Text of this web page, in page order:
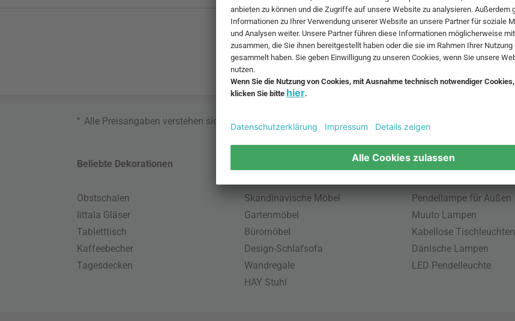
* Alle Preisangaben verstehen sich inklusive MwSt. und zzgl. Versandkosten
Beliebte Dekorationen
Obstschalen
Iittala Gläser
Tabletttisch
Kaffeebecher
Tagesdecken
Skandinavische Möbel
Gartenmöbel
Büromöbel
Design-Schlafsofa
Wandregale
HAY Stuhl
Beliebte Leuchten
Pendellampe für Außen
Muuto Lampen
Kabellose Tischleuchten
Dänische Lampen
LED Pendelleuchte